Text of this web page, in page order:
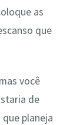
as
que
você
de
planeja